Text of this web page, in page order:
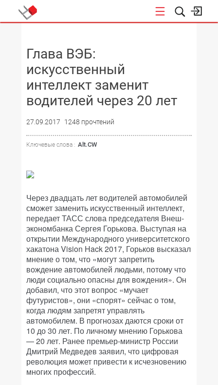
Глава ВЭБ:
искусственный
интеллект заменит
водителей через 20 лет
27.09.2017 1248 прочтений
Ключевые слова : Alt.CW
Через двадцать лет водителей автомобилей
сможет заменить искусственный интеллект,
передает ТАСС слова председателя Внеш­
экономбанка Сергея Горькова. Выступая на
открытии Международного университетского
хакатона Vision Hack 2017, Горьков высказал
мнение о том, что «могут запретить
вождение автомобилей людьми, потому что
люди социально опасны для вождения». Он
добавил, что этот вопрос «мучает
футуристов», они «спорят» сейчас о том,
когда людям запретят управлять
автомобилем. В прогнозах даются сроки от
10 до 30 лет. По личному мнению Горькова
— 20 лет. Ранее премьер-министр России
Дмитрий Медведев заявил, что цифровая
революция может привести к исчезновению
многих профессий.